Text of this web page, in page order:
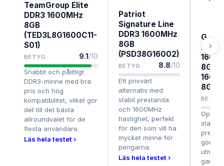
TeamGroup Elite
DDR3 1600MHz
8GB
(TED3L8G1600C11-
S01)
BETYG 9.1/10
Snabbt och pålitligt
DDR3-minne med bra
pris och hög
kompatibilitet, vilket gör
det till det bästa
allroundvalet för de
flesta användare.
Läs hela testet ›
Patriot
Signature Line
DDR3 1600MHz
8GB
(PSD38G16002)
BETYG 8.8/10
Ett prisvärt
alternativ med
stabil prestanda
och 1600MHz
hastighet, perfekt
för den som vill ha
mycket minne för
pengarna.
Läs hela testet ›
DDR3
8GB
8GIS)
BETYG
gör
›